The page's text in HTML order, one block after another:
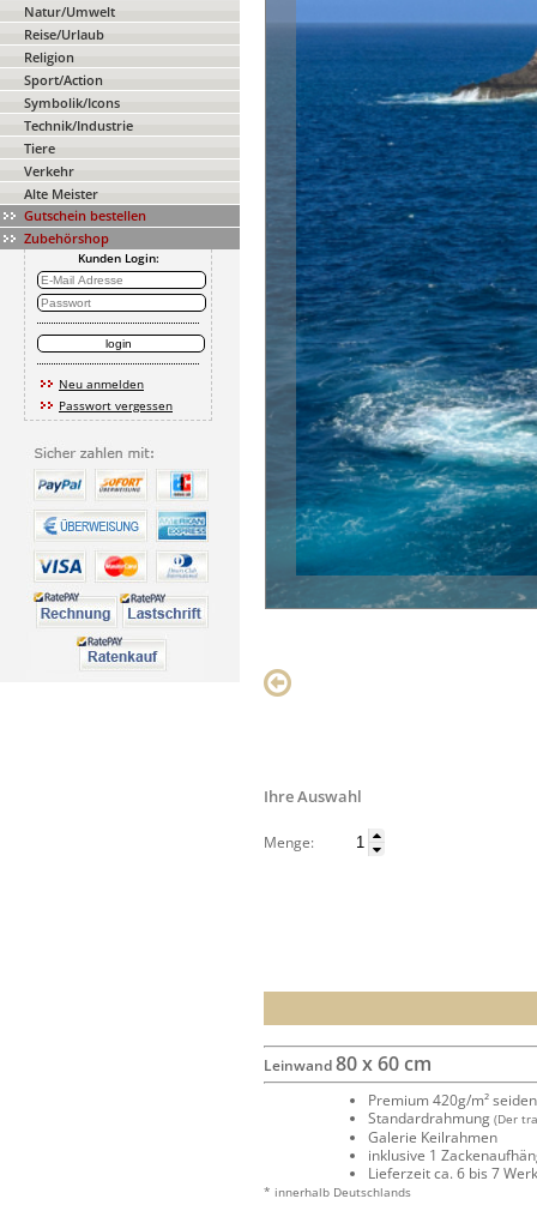
Natur/Umwelt
Reise/Urlaub
Religion
Sport/Action
Symbolik/Icons
Technik/Industrie
Tiere
Verkehr
Alte Meister
Gutschein bestellen
Zubehörshop
Kunden Login:
Neu anmelden
Passwort vergessen
Ihre Auswahl
Menge:
Leinwand80 x 60 cm
Premium 420g/m²
Standardrahmung (Der
Galerie Keilrahmen
inklusive 1
Lieferzeit ca. 6 bis 7
* innerhalb Deutschlands